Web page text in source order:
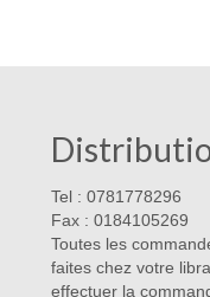
Tel : 0781778296
Fax : 0184105269
Toutes les
faites chez votre
effectuer la